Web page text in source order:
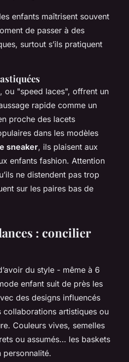
enfants maîtrisent souvent
de passer à des
surtout s’ils pratiquent
ou "speed laces", offrent un
rapide comme un
proche des lacets
dans les modèles
sneaker, ils plaisent aux
enfants fashion. Attention
ne distendent pas trop
sur les paires bas de
: concilier
du style - même à 6
enfant suit de près les
des designs influencés
collaborations artistiques ou
Couleurs vives, semelles
ou assumés… les baskets
personnalité.